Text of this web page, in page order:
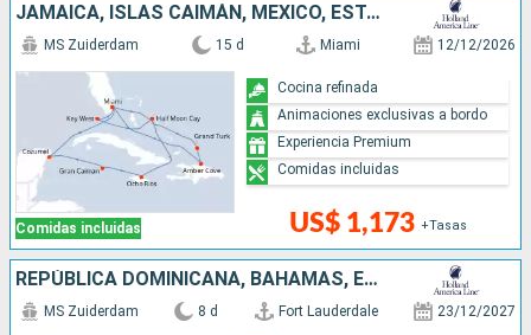
JAMAICA, ISLAS CAIMÁN, MÉXICO, ESTADOS UNIDOS, REPÚBLICA DOMINICANA, BAHAMAS
Comidas incluidas
MS Zuiderdam 15 d Miami 12/12/2026
US$ 1,173 +Tasas
Cocina refinada
Animaciones exclusivas a bordo
Experiencia Premium
Comidas incluidas
REPÚBLICA DOMINICANA, BAHAMAS, ESTADOS UNIDOS
MS Zuiderdam 8 d Fort Lauderdale 23/12/2027